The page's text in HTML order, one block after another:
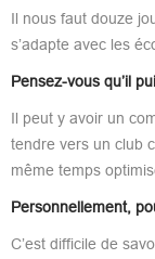
Il nous faut douze
s’adapte avec les
Pensez-vous qu’il
Il peut y avoir un
tendre vers un club
même temps
Personnellement,
C’est difficile de